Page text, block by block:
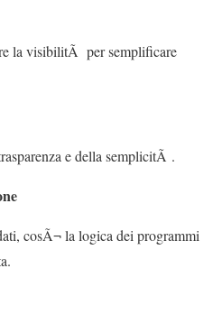
la visibilitÃ per semplificare
e della semplicitÃ .
cosÃ¬ la logica dei programmi